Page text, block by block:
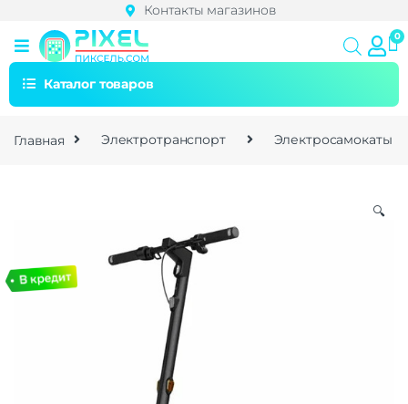
Контакты магазинов
Каталог товаров
Главная Электротранспорт Электросамокаты
🔍